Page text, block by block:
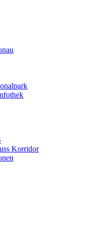
Korridor